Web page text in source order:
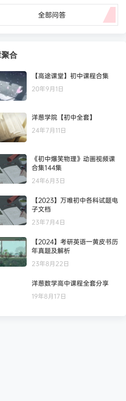
全部问答
合
【高途课堂】初中课程合集
20年9月1日
洋葱学院【初中全套】
24年7月11日
《初中爆笑物理》动画视频课
合集144集
24年6月3日
【2023】万唯初中各科试题电
子文档
23年7月4日
【2024】考研英语一黄皮书历
年真题及解析
23年8月22日
洋葱数学高中课程全套分享
19年8月17日
发布圈子